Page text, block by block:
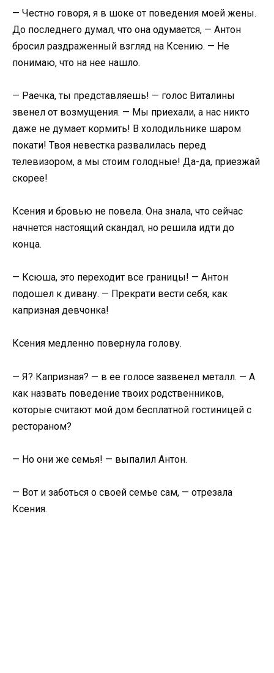
— Честно говоря, я в шоке от поведения моей жены.
До последнего думал, что она одумается, — Антон
бросил раздраженный взгляд на Ксению. — Не
понимаю, что на нее нашло.
— Раечка, ты представляешь! — голос Виталины
звенел от возмущения. — Мы приехали, а нас никто
даже не думает кормить! В холодильнике шаром
покати! Твоя невестка развалилась перед
телевизором, а мы стоим голодные! Да-да, приезжай
скорее!
Ксения и бровью не повела. Она знала, что сейчас
начнется настоящий скандал, но решила идти до
конца.
— Ксюша, это переходит все границы! — Антон
подошел к дивану. — Прекрати вести себя, как
капризная девчонка!
Ксения медленно повернула голову.
— Я? Капризная? — в ее голосе зазвенел металл. — А
как назвать поведение твоих родственников,
которые считают мой дом бесплатной гостиницей с
рестораном?
— Но они же семья! — выпалил Антон.
— Вот и заботься о своей семье сам, — отрезала
Ксения.